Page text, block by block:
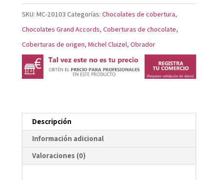
Accords
Noir
Infini
99%
SKU: MC-20103 Categorías: Chocolates de cobertura,
Chocolates Grand Accords, Coberturas de chocolate,
Coberturas de origen, Michel Cluizel, Obrador
Descripción
Información adicional
Valoraciones (0)